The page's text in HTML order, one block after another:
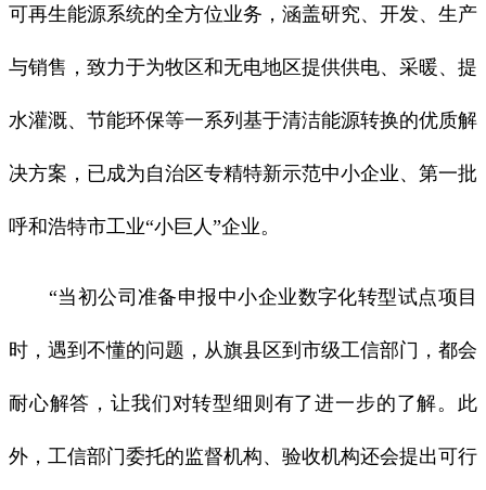
可再生能源系统的全方位业务，涵盖研究、开发、生产
与销售，致力于为牧区和无电地区提供供电、采暖、提
水灌溉、节能环保等一系列基于清洁能源转换的优质解
决方案，已成为自治区专精特新示范中小企业、第一批
呼和浩特市工业“小巨人”企业。
“当初公司准备申报中小企业数字化转型试点项目
时，遇到不懂的问题，从旗县区到市级工信部门，都会
耐心解答，让我们对转型细则有了进一步的了解。此
外，工信部门委托的监督机构、验收机构还会提出可行